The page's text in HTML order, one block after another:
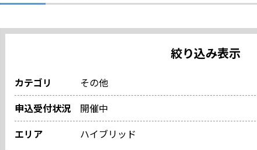
絞り込み表示
カテゴリ
その他
申込受付状況
開催中
エリア
ハイブリッド